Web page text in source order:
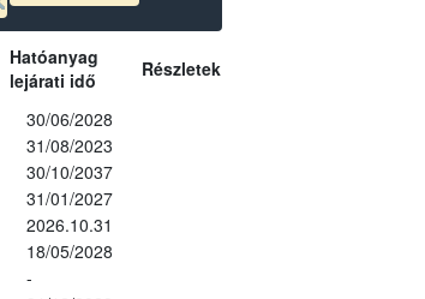
Hatóanyag
lejárati idő
Részletek
30/06/2028
31/08/2023
30/10/2037
31/01/2027
2026.10.31
18/05/2028
-